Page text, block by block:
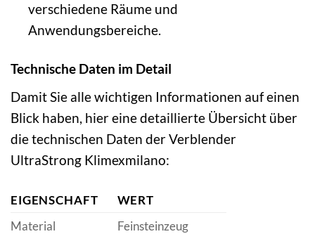
verschiedene Räume und
Anwendungsbereiche.
Technische Daten im Detail
Damit Sie alle wichtigen Informationen auf einen
Blick haben, hier eine detaillierte Übersicht über
die technischen Daten der Verblender
UltraStrong Klimexmilano:
EIGENSCHAFT
WERT
Material
Feinsteinzeug